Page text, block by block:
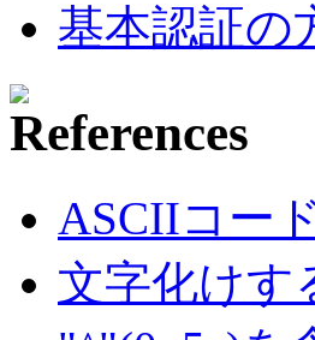
基本認証の
ASCIIコー
文字化けす